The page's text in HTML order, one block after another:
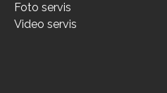
Foto servis
Video servis